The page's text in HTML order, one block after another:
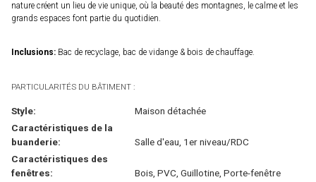
nature créent un lieu de vie unique, où la beauté des montagnes, le calme et les
grands espaces font partie du quotidien.
Inclusions: Bac de recyclage, bac de vidange & bois de chauffage.
PARTICULARITÉS DU BÂTIMENT :
Style:
Maison détachée
Caractéristiques de la
buanderie:
Salle d'eau, 1er niveau/RDC
Caractéristiques des
fenêtres:
Bois, PVC, Guillotine, Porte-fenêtre